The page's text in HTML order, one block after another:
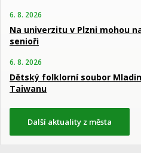
6. 8. 2026
Na univerzitu v Plzni mohou
senioři
6. 8. 2026
Dětský folklorní soubor
Taiwanu
Další aktuality z města